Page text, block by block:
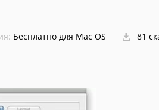
Бесплатно для Mac OS 81